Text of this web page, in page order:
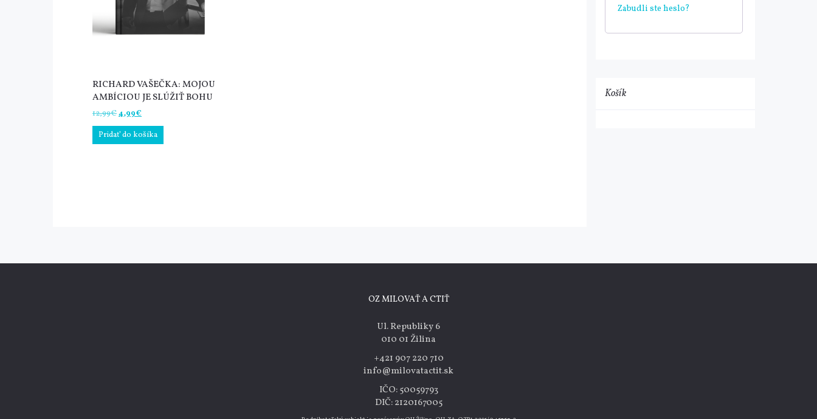
RICHARD VAŠEČKA: MOJOU
AMBÍCIOU JE SLÚŽIŤ BOHU
12,99€Pôvodná
cena
bola:
12,99€.
4,99€
cena
je:
4,99€.
Pridať do košíka
Zabudli ste heslo?
Košík
OZ MILOVAŤ A CTIŤ
Ul. Republiky 6
010 01 Žilina
+421 907 220 710
info@milovatactit.sk
IČO: 50059793
DIČ: 2120167005